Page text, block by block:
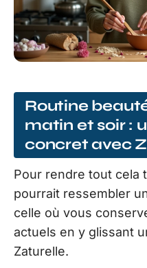
Routine
matin et soir :
concret avec
Pour rendre tout cela
pourrait ressembler
celle où vous
actuels en y glissant
Zaturelle.